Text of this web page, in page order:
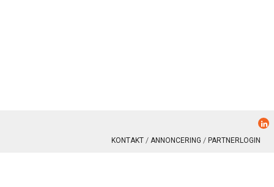
KONTAKT ANNONCERING PARTNERLOGIN